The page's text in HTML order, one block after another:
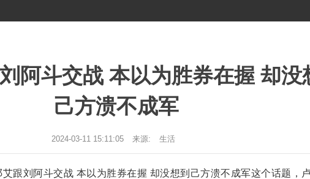
阿斗交战 本以为胜券在握 却没
己方溃不成军
2024-03-11 15:11:05 来源: 生活
跟刘阿斗交战 本以为胜券在握 却没想到己方溃不成军这个话题，